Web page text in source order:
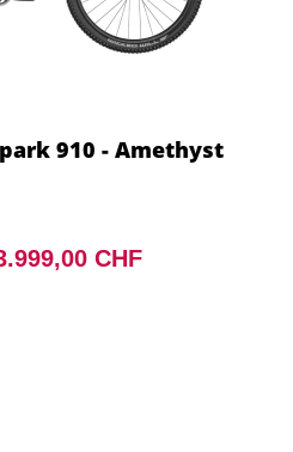
910 - Amethyst
CHF